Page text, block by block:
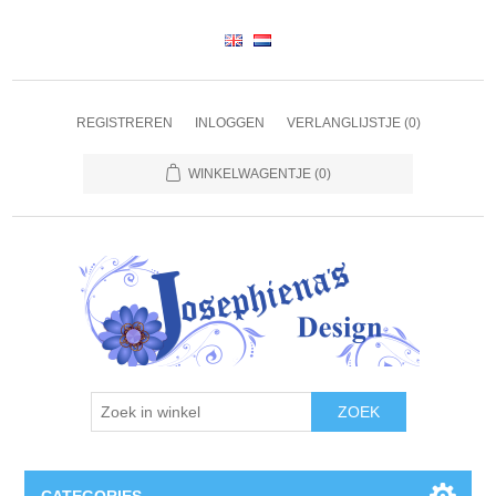
REGISTREREN INLOGGEN VERLANGLIJSTJE (0)
WINKELWAGENTJE (0)
ZOEK